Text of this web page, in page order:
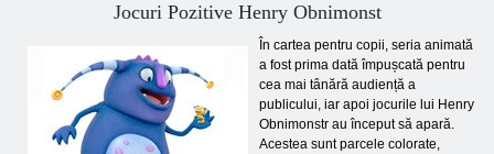
Jocuri Pozitive Henry Obnimonst
În cartea pentru copii, seria animată
a fost prima dată împușcată pentru
cea mai tânără audiență a
publicului, iar apoi jocurile lui Henry
Obnimonstr au început să apară.
Acestea sunt parcele colorate,